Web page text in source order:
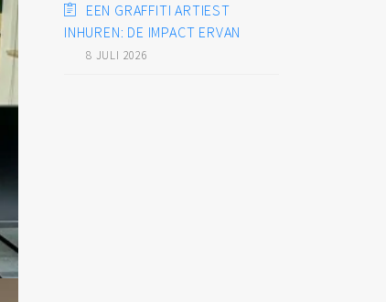
EEN GRAFFITI ARTIEST
INHUREN: DE IMPACT ERVAN
8 JULI 2026